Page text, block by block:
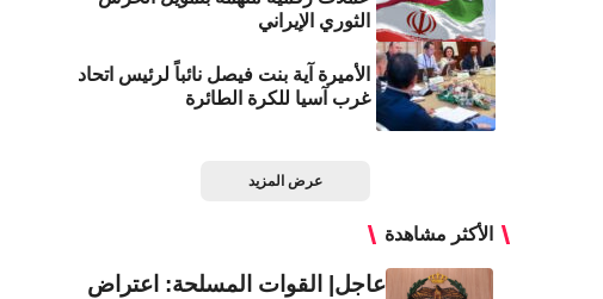
الثوري الإيراني
الأميرة آية بنت فيصل نائباً لرئيس اتحاد
غرب آسيا للكرة الطائرة
عرض المزيد
الأكثر مشاهدة
عاجل| القوات المسلحة: اعتراض